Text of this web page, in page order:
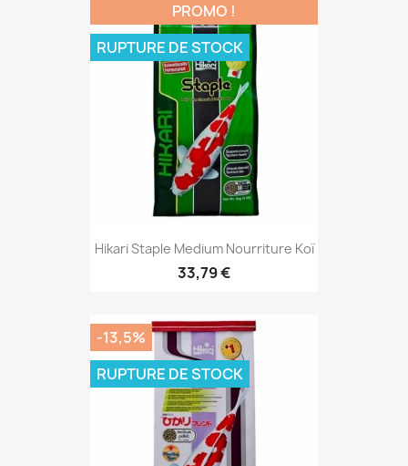
Hikari Staple Medium Nourriture Koï
33,79 €
PROMO !
RUPTURE DE STOCK
-13,5%
RUPTURE DE STOCK